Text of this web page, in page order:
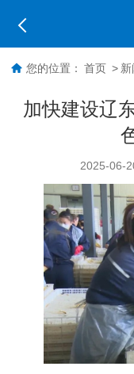
您的位置： 首页 >
加快建设辽
2025-06-